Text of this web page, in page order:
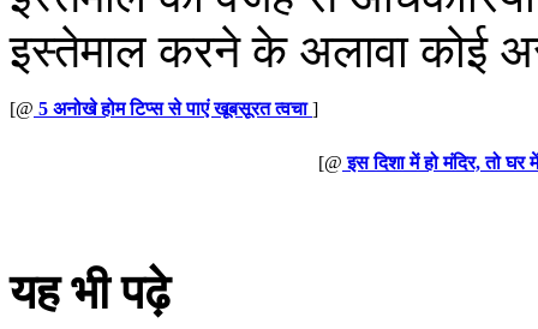
इस्तेमाल करने के अलावा कोई
[@ 5 अनोखे होम टिप्स से पाएं खूबसूरत त्वचा]
[@ इस दिशा में हो मंदिर, तो घर
यह भी पढ़े